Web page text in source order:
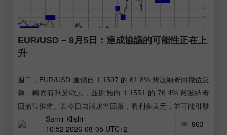
EUR/USD – 8月5日：達成協議的可能性正在上
升
週二，EUR/USD 匯價自 1.1507 的 61.8% 費波納奇回撤位反
彈，轉而有利於歐元，並開始向 1.1551 的 76.4% 費波納奇
回撤位推進。若今日自該水準回落，將利多美元，並可能引發
匯價再度下探至 1.1507。
Samir Klishi
10:52 2026-08-05 UTC+2
903